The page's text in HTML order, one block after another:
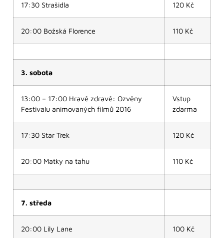
17:30 Strašidla 120 Kč
20:00 Božská Florence 110 Kč
3. sobota
13:00 – 17:00 Hravě zdravě: Ozvěny
Festivalu animovaných filmů 2016
Vstup
zdarma
17:30 Star Trek 120 Kč
20:00 Matky na tahu 110 Kč
7. středa
20:00 Lily Lane 100 Kč